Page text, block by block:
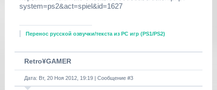
system=ps2&act=spiel&id=1627
Перенос русской озвучки/текста из РС игр (PS1/PS2)
Retro¥GAMER
Дата: Вт, 20 Ноя 2012, 19:19 | Сообщение #3